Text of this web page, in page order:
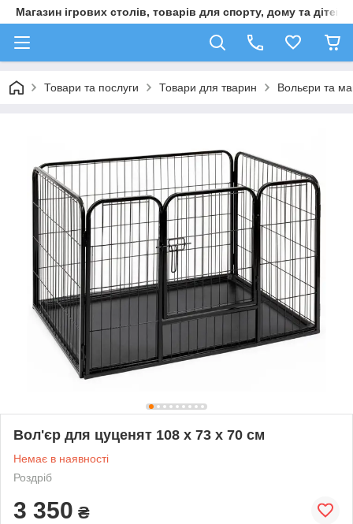
Магазин ігрових столів, товарів для спорту, дому та дітей
Товари та послуги Товари для тварин Вольєри та
Вол'єр для цуценят 108 х 73 х 70 см
Немає в наявності
Роздріб
3 350 ₴